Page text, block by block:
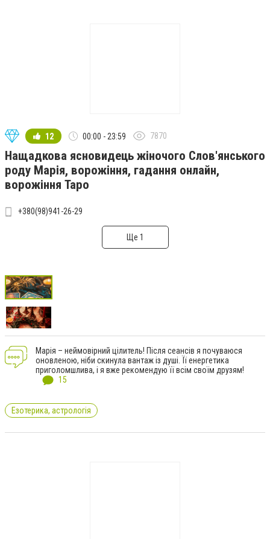
12 00:00 - 23:59 7870
Нащадкова ясновидець жіночого Слов'янського
роду Марія, ворожіння, гадання онлайн,
ворожіння Таро
+380(98)941-26-29
Ще 1
Марія – неймовірний цілитель! Після сеансів я почуваюся
оновленою, ніби скинула вантаж із душі. Її енергетика
приголомшлива, і я вже рекомендую її всім своїм друзям!
15
Езотерика, астрологія